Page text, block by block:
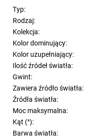
Typ:
Rodzaj:
Kolekcja:
Kolor dominujący:
Kolor uzupełniający:
Ilość źródeł światła:
Gwint:
Zawiera źródło światła:
Źródła światła:
Moc maksymalna:
Kąt (°):
Barwa światła: